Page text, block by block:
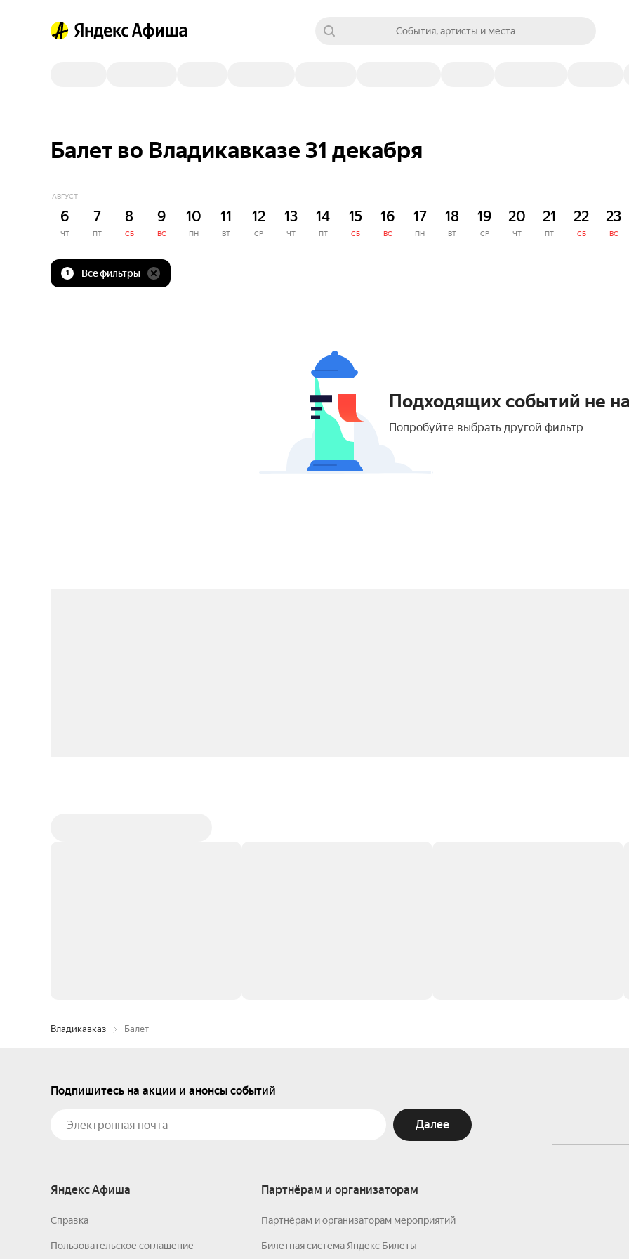
События, артисты и места
Балет во Владикавказе 31 декабря
АВГУСТ
6
ЧТ
7
ПТ
8
СБ
9
ВС
10
ПН
11
ВТ
12
СР
13
ЧТ
14
ПТ
15
СБ
16
ВС
17
ПН
18
ВТ
19
СР
20
ЧТ
21
ПТ
22
СБ
23
ВС
1 Все фильтры
Подходящих событий не
Попробуйте выбрать другой фильтр
Владикавказ Балет
Подпишитесь на акции и анонсы событий
Далее
Яндекс Афиша
Справка
Пользовательское соглашение
Партнёрам и организаторам
Партнёрам и организаторам мероприятий
Билетная система Яндекс Билеты